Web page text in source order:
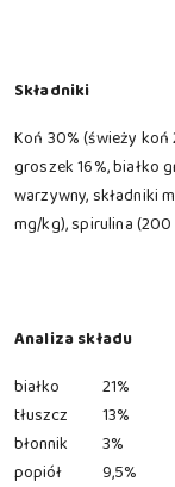
Składniki
Koń 30% (świeży koń
groszek 16%, białko
warzywny, składniki
mg/kg), spirulina
Analiza składu
białko
21%
tłuszcz
13%
błonnik
3%
popiół
9,5%